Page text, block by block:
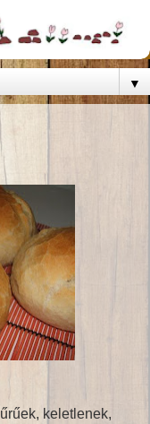
▼
keletlenek,